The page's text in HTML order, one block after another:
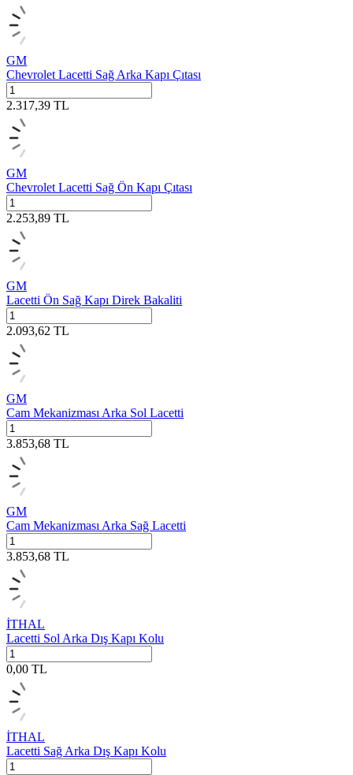
GM
Chevrolet Lacetti Sağ Arka Kapı Çıtası
2.317,39 TL
GM
Chevrolet Lacetti Sağ Ön Kapı Çıtası
2.253,89 TL
GM
Lacetti Ön Sağ Kapı Direk Bakaliti
2.093,62 TL
GM
Cam Mekanizması Arka Sol Lacetti
3.853,68 TL
GM
Cam Mekanizması Arka Sağ Lacetti
3.853,68 TL
İTHAL
Lacetti Sol Arka Dış Kapı Kolu
0,00 TL
İTHAL
Lacetti Sağ Arka Dış Kapı Kolu